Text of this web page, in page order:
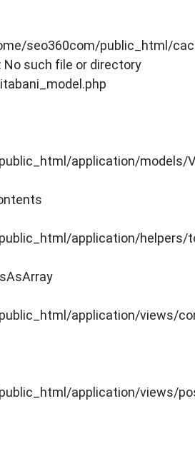
seo360com/public_html/
such file or directory
application/models/
application/helpers/
application/views/
application/views/